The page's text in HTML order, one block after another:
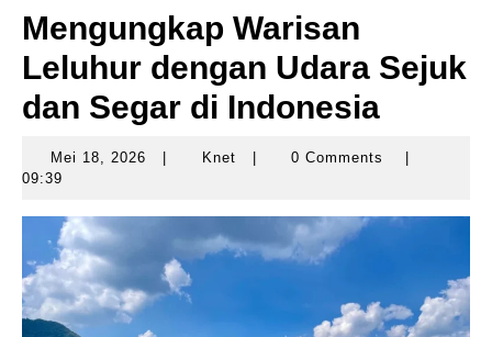
Mengungkap Warisan
Leluhur dengan Udara Sejuk
dan Segar di Indonesia
Mei 18, 2026
Mei
Knet Knet 0 Comments
09:39